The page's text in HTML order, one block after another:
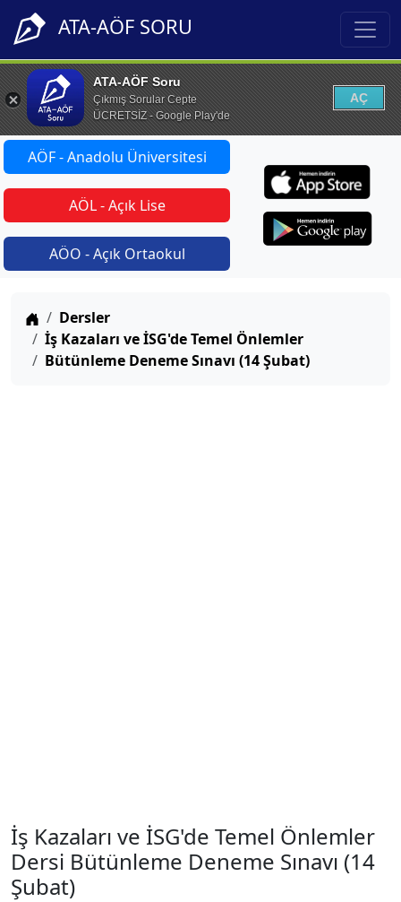
ATA-AÖF SORU
ATA-AÖF Soru
Çıkmış Sorular Cepte
ÜCRETSİZ - Google Play'de
AÇ
AÖF - Anadolu Üniversitesi
AÖL - Açık Lise
AÖO - Açık Ortaokul
Anasayfa
Dersler
İş Kazaları ve İSG'de Temel Önlemler
Bütünleme Deneme Sınavı (14 Şubat)
İş Kazaları ve İSG'de Temel Önlemler
Dersi Bütünleme Deneme Sınavı (14
Şubat)